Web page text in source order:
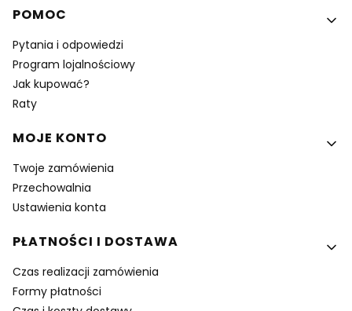
Linki w stopce
POMOC
Pytania i odpowiedzi
Program lojalnościowy
Jak kupować?
Raty
MOJE KONTO
Twoje zamówienia
Przechowalnia
Ustawienia konta
PŁATNOŚCI I DOSTAWA
Czas realizacji zamówienia
Formy płatności